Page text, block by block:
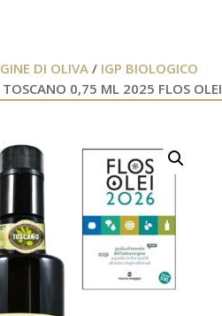
DI OLIVA / IGP BIOLOGICO
0,75 ML 2025 FLOS OLEI